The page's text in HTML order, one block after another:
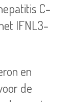
C-
IFNL3-
en
de